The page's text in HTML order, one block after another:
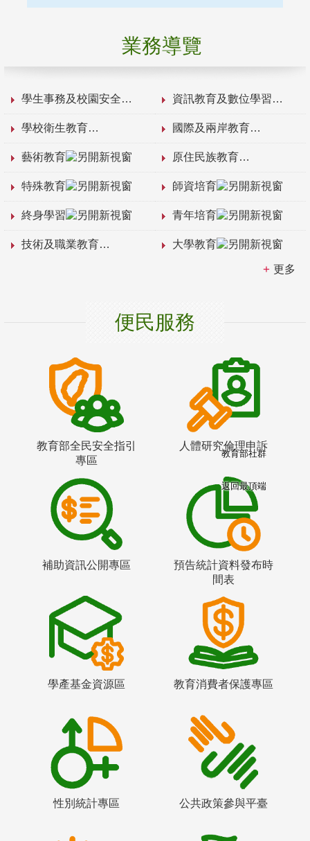
業務導覽
學生事務及校園安全 資訊教育及數位學習
學校衛生教育 國際及兩岸教育
藝術教育 原住民族教育
特殊教育 師資培育
終身學習 青年培育
技術及職業教育 大學教育
更多
便民服務
教育部全民安全指引
專區
人體研究倫理申訴
補助資訊公開專區
預告統計資料發布時
間表
學產基金資源區 教育消費者保護專區
性別統計專區 公共政策參與平臺
教育部社群
返回最頂端